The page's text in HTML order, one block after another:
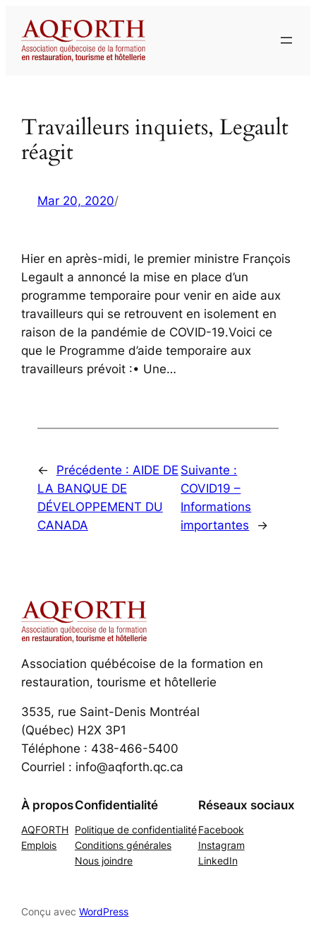
contenu
Travailleurs inquiets, Legault
réagit
Mar 20, 2020/
Hier en après-midi, le premier ministre François
Legault a annoncé la mise en place d’un
programme temporaire pour venir en aide aux
travailleurs qui se retrouvent en isolement en
raison de la pandémie de COVID-19.Voici ce
que le Programme d’aide temporaire aux
travailleurs prévoit :• Une…
← Précédente : AIDE DE
LA BANQUE DE
DÉVELOPPEMENT DU
CANADA
Suivante :
COVID19 –
Informations
importantes
→
Association québécoise de la formation en
restauration, tourisme et hôtellerie
3535, rue Saint-Denis Montréal
(Québec) H2X 3P1
Téléphone : 438-466-5400
Courriel : info@aqforth.qc.ca
À propos
AQFORTH
Emplois
Confidentialité
Politique de confidentialité
Conditions générales
Nous joindre
Réseaux sociaux
Facebook
Instagram
LinkedIn
Conçu avecWordPress